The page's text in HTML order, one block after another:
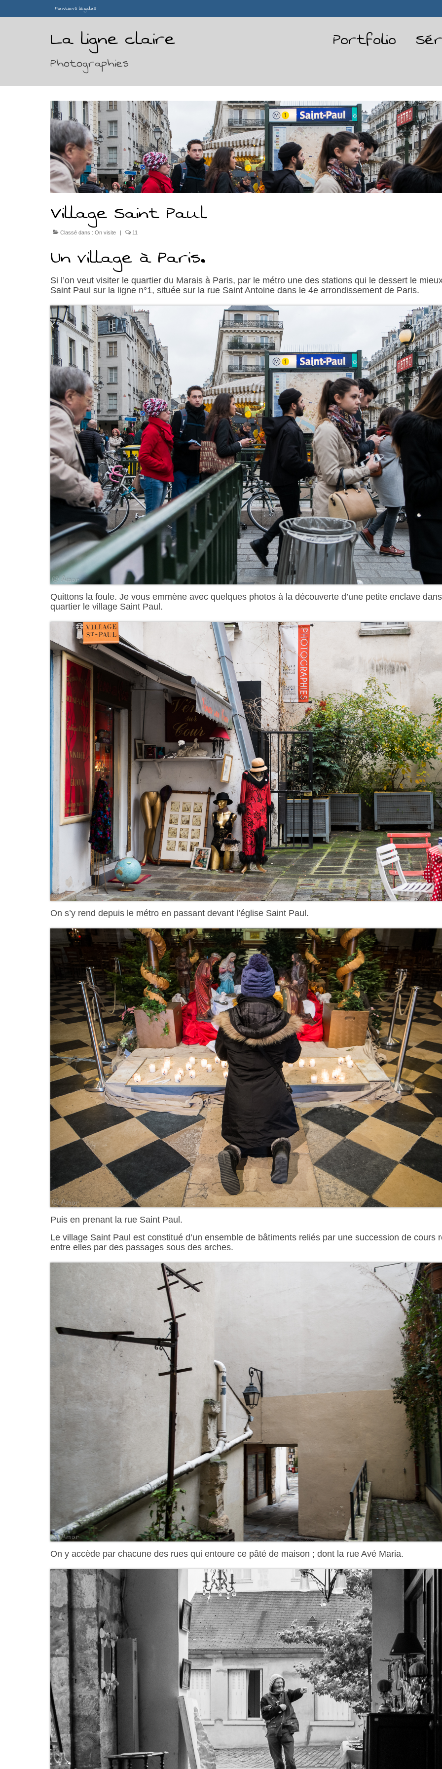
Mentions légales
La ligne claire
Photographies
Portfolio
Village Saint Paul
Classé dans : On visite | 11
Un village à Paris.
Si l’on veut visiter le quartier du Marais à Paris, par le métro une des stations qui le dessert le
Saint Paul sur la ligne n°1, située sur la rue Saint Antoine dans le 4e arrondissement de Paris.
Quittons la foule. Je vous emmène avec quelques photos à la découverte d’une petite enclave
quartier le village Saint Paul.
On s’y rend depuis le métro en passant devant l’église Saint Paul.
Puis en prenant la rue Saint Paul.
Le village Saint Paul est constitué d’un ensemble de bâtiments reliés par une succession de cours
entre elles par des passages sous des arches.
On y accède par chacune des rues qui entoure ce pâté de maison ; dont la rue Avé Maria.